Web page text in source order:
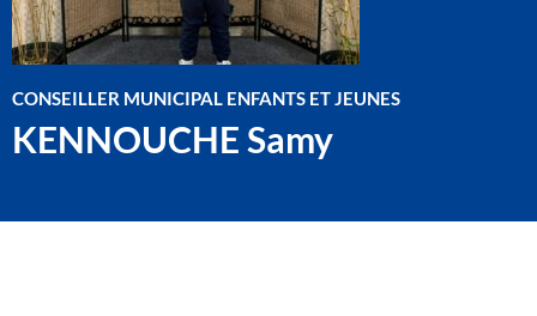
CONSEILLER MUNICIPAL ENFANTS ET JEUNES
KENNOUCHE Samy